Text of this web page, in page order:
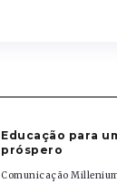
Educação para
próspero
Comunicação